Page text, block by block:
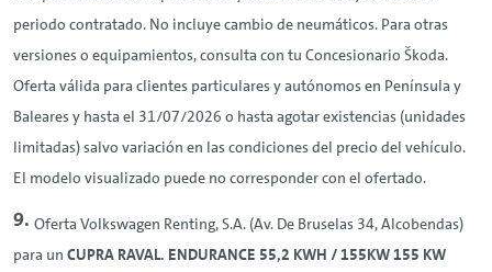
periodo contratado. No incluye cambio de neumáticos. Para otras
versiones o equipamientos, consulta con tu Concesionario Škoda.
Oferta válida para clientes particulares y autónomos en Península y
Baleares y hasta el 31/07/2026 o hasta agotar existencias (unidades
limitadas) salvo variación en las condiciones del precio del vehículo.
El modelo visualizado puede no corresponder con el ofertado.
Oferta Volkswagen Renting, S.A. (Av. De Bruselas 34, Alcobendas)
para un CUPRA RAVAL. ENDURANCE 55,2 KWH / 155KW 155 KW